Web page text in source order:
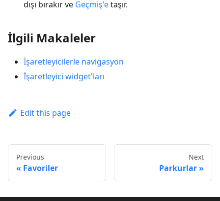
dışı bırakır ve Geçmiş'etaşır.
İlgili Makaleler
İşaretleyicilerle navigasyon
İşaretleyici widget'ları
Edit this page
Previous
Favoriler
Next
Parkurlar